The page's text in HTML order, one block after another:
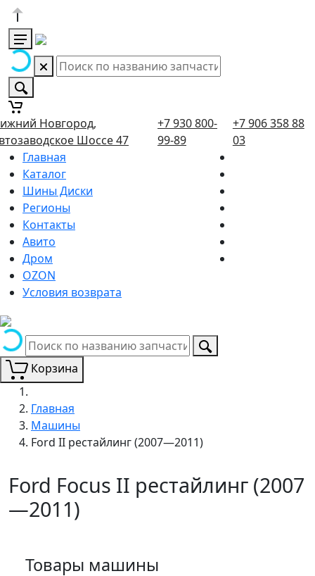
Новгород,
Шоссе 47
+7 930 800-
99-89
+7 906 358 88
03
Главная
Каталог
Шины Диски
Регионы
Контакты
Авито
Дром
OZON
Условия возврата
Корзина
Главная
Машины
Ford II рестайлинг (2007—2011)
Ford Focus II рестайлинг (2007
—2011)
Товары машины